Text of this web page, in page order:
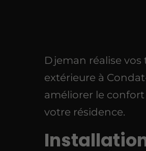
Djeman réalise
extérieure à
améliorer le
votre résidence.